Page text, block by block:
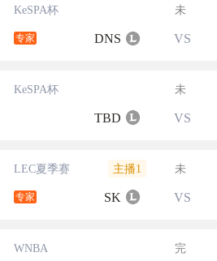
KeSPA杯 未
专家 DNS VS
KeSPA杯 未
TBD VS
LEC夏季赛 主播1 未
专家 SK VS
WNBA 完